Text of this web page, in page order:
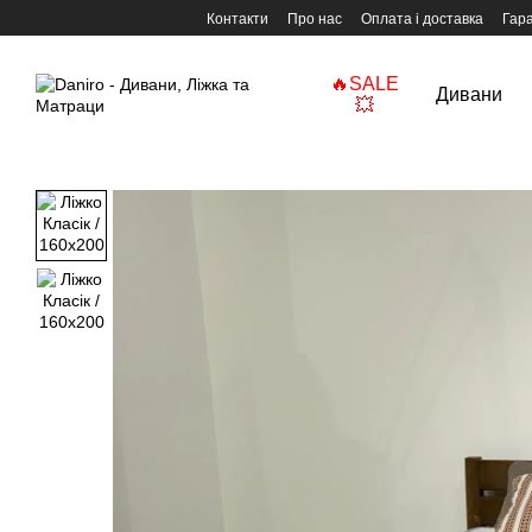
Перейти до основного контенту
Контакти Про нас Оплата і доставка
🔥SALE
💥
Дивани